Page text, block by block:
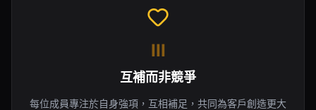
III
互補而非競爭
每位成員專注於自身強項，互相補足，共同為客戶創造更大